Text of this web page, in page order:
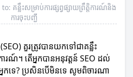
គន្លឹះសម្រាប់ការផ្សព្វផ្សាយព្រឹត្តិការណ៍និង
ការចុះបញ្ជី
គួរត្រូវបានយកទៅជាគន្លឹះ
ការណ៍។ តើអ្នកបានអនុវត្តន៍ SEO ដល់
កទេ? ប្រសិនបើមិនទេ សូមពិចារណា